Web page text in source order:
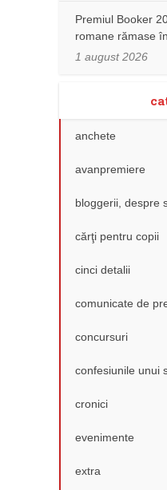
Premiul Booker
romane rămase
1 august 2026
anchete
avanpremiere
bloggerii, despre
cărţi pentru copii
cinci detalii
comunicate de
concursuri
confesiunile unui
cronici
evenimente
extra